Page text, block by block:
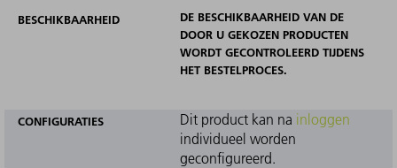
BESCHIKBAARHEID
DE BESCHIKBAARHEID VAN DE
DOOR U GEKOZEN PRODUCTEN
WORDT GECONTROLEERD TIJDENS
HET BESTELPROCES.
CONFIGURATIES Dit product kan na inloggen
individueel worden
geconfigureerd.